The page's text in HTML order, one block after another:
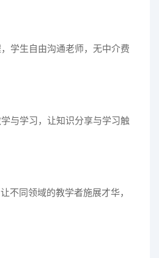
学生自由沟通老师，无中介费
与学习，让知识分享与学习触
不同领域的教学者施展才华，